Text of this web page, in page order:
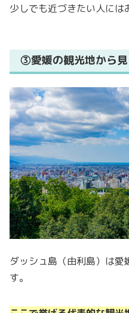
少しでも近づきたい人には
③愛媛の観光地から見
ダッシュ島（由利島）は
す。